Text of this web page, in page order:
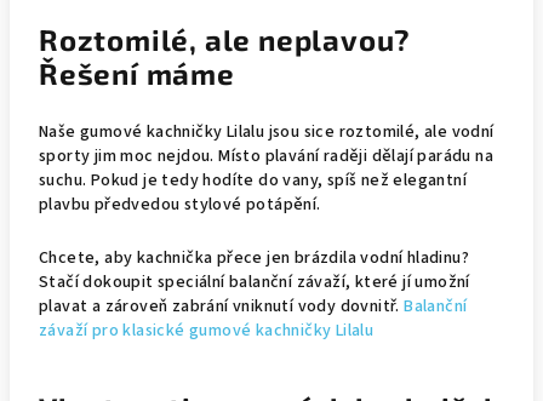
Roztomilé, ale neplavou?
Řešení máme
Naše gumové kachničky Lilalu jsou sice roztomilé, ale vodní
sporty jim moc nejdou. Místo plavání raději dělají parádu na
suchu. Pokud je tedy hodíte do vany, spíš než elegantní
plavbu předvedou stylové potápění.
Chcete, aby kachnička přece jen brázdila vodní hladinu?
Stačí dokoupit speciální balanční závaží, které jí umožní
plavat a zároveň zabrání vniknutí vody dovnitř.Balanční
závaží pro klasické gumové kachničky Lilalu